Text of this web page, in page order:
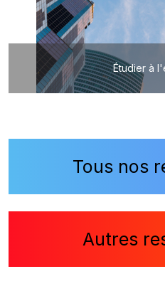
Étudier à
Tous nos
Autres